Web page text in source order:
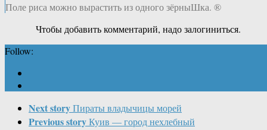
Поле риса можно вырастить из одного зёрныШка. ®
Чтобы добавить комментарий, надо залогиниться.
Follow:
Next storyПираты владычицы морей
Previous storyКуив — город нехлебный